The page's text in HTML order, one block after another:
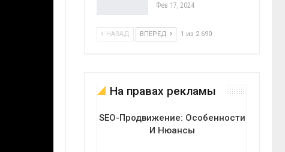
Фев 17, 2024
НАЗАД ВПЕРЕД 1 из 2 690
На правах рекламы
SEO-Продвижение: Особенности
И Нюансы